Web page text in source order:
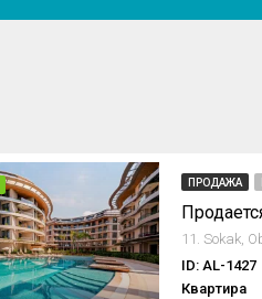
ПРОДАЖА
ID: AL-1427
Квартира